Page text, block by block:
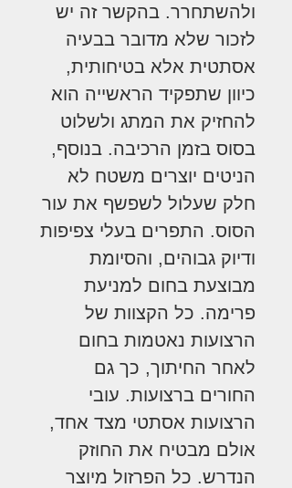
ולהשתחרר. בהקשר זה יש
לזכור שלא מדובר בבעיה
אסתטית אלא בטיחותית,
כיוון שתפקיד הראשייה הוא
להחזיק את המתג ולשלוט
בסוס בזמן הרכיבה. בנוסף,
הניטים יוצרים משטח לא
חלק שעלול לשפשף את עור
הסוס. התפרים בעלי צפיפות
ודיוק גבוהים, והסיומת
מבוצעת בחום למניעת
פרימה. כל הקצוות של
הרצועות נאטמות בחום
לאחר החיתוך, כך גם
החורים ברצועות. עובי
הרצועות אסתטי מצד אחד,
אולם מבטיח את החוזק
הנדרש. כל הפרזול מיוצר